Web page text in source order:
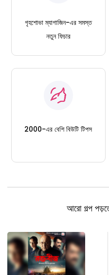
গৃহশোভা ম্যাগাজিন-এর সমস্ত
নতুন ফিচার
2000-এর বেশি বিউটি টিপস
আরো গল্প